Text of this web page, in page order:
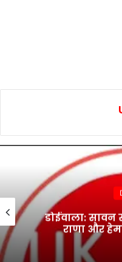
डोईवाला:
राणा और